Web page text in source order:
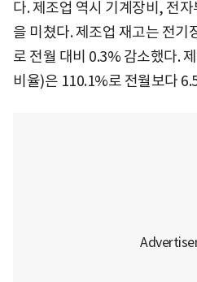
다. 제조업 역시 기계장비, 전
을 미쳤다. 제조업 재고는 전기
로 전월 대비 0.3% 감소했다.
비율)은 110.1%로 전월보다